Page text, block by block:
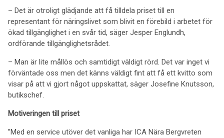
– Det är otroligt glädjande att få tilldela priset till en
representant för näringslivet som blivit en förebild i arbetet för
ökad tillgänglighet i en svår tid, säger Jesper Englundh,
ordförande tillgänglighetsrådet.
– Man är lite mållös och samtidigt väldigt rörd. Det var inget vi
förväntade oss men det känns väldigt fint att få ett kvitto som
visar på att vi gjort något uppskattat, säger Josefine Knutsson,
butikschef.
Motiveringen till priset
”Med en service utöver det vanliga har ICA Nära Bergvreten